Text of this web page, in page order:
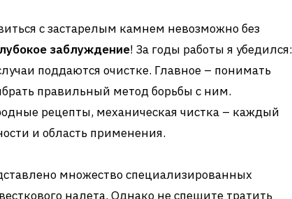
с застарелым камнем невозможно без
заблуждение! За годы работы я убедился:
поддаются очистке. Главное – понимать
правильный метод борьбы с ним.
рецепты, механическая чистка – каждый
и область применения.
множество специализированных
налета. Однако не спешите тратить